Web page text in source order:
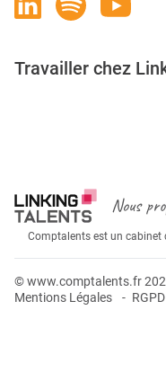
Travailler chez
Nous
Comptalents est un cabinet
© www.comptalents.fr
Mentions Légales
RGPD